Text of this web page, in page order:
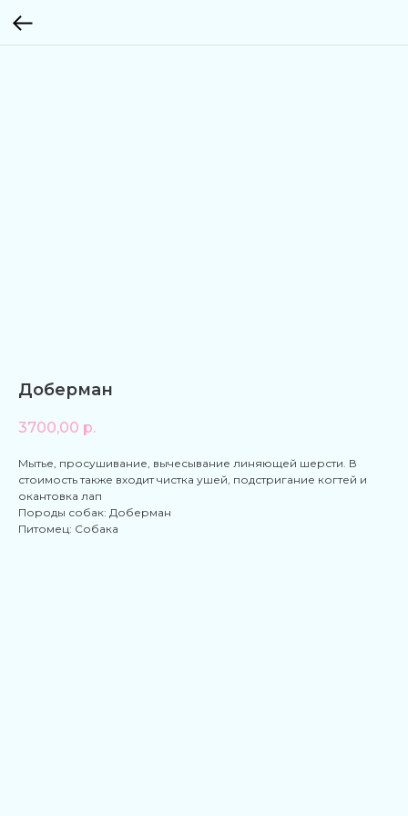
Доберман
3700,00 р.
Мытье, просушивание, вычесывание линяющей шерсти. В
стоимость также входит чистка ушей, подстригание когтей и
окантовка лап
Породы собак: Доберман
Питомец: Собака